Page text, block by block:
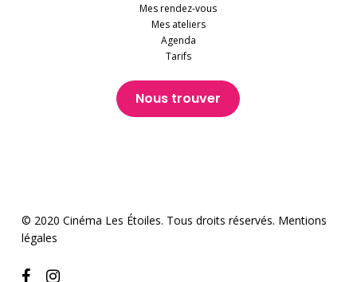
Mes rendez-vous
Mes ateliers
Agenda
Tarifs
Nous trouver
© 2020 Cinéma Les Étoiles. Tous droits réservés. Mentions
légales
facebookinstagram